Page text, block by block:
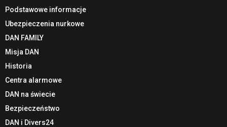
Podstawowe informacje
Ubezpieczenia nurkowe
DAN FAMILY
Misja DAN
Historia
Centra alarmowe
DAN na świecie
Bezpieczeństwo
DAN i Divers24